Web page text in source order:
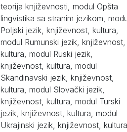
teorija književnosti, modul Opšta
lingvistika sa stranim jezikom,
Poljski jezik, književnost, kultura,
modul Rumunski jezik, književnost,
kultura, modul Ruski jezik,
književnost, kultura, modul
Skandinavski jezik, književnost,
kultura, modul Slovački jezik,
književnost, kultura, modul Turski
jezik, književnost, kultura, modul
Ukrajinski jezik, književnost,